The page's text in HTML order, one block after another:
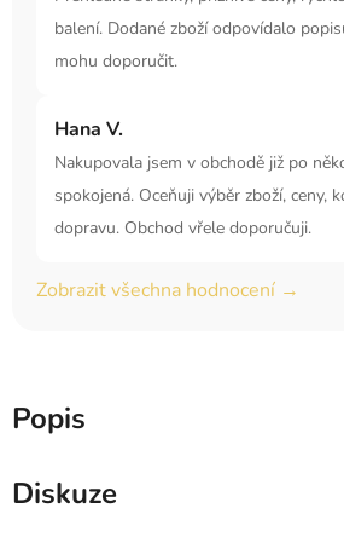
balení. Dodané zboží odpovídalo
mohu doporučit.
Hana V.
Nakupovala jsem v obchodě již po
spokojená. Oceňuji výběr zboží, ceny,
dopravu. Obchod vřele doporučuji.
Zobrazit všechna hodnocení →
Popis
Diskuze